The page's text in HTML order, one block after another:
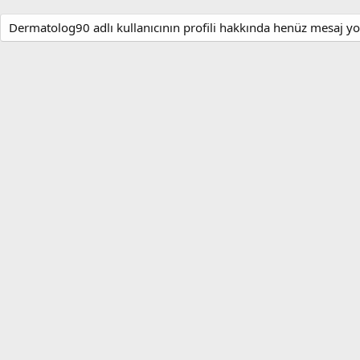
Dermatolog90 adlı kullanıcının profili hakkında henüz mesaj